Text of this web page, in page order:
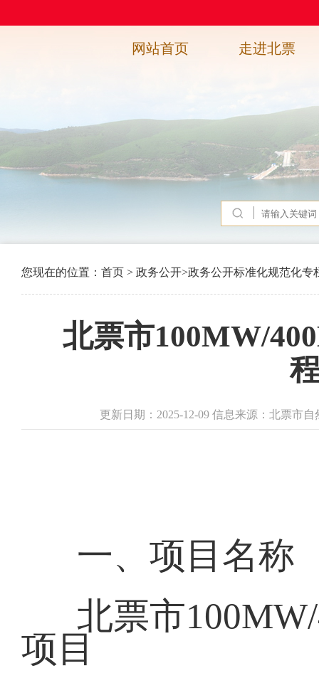
网站首页 走进北票
您现在的位置： 首页 > 政务公开>政务公开标准化规范化专
北票市100MW/
更新日期：2025-12-09 信息来源：北票市
一、项目名称
北票市
项目